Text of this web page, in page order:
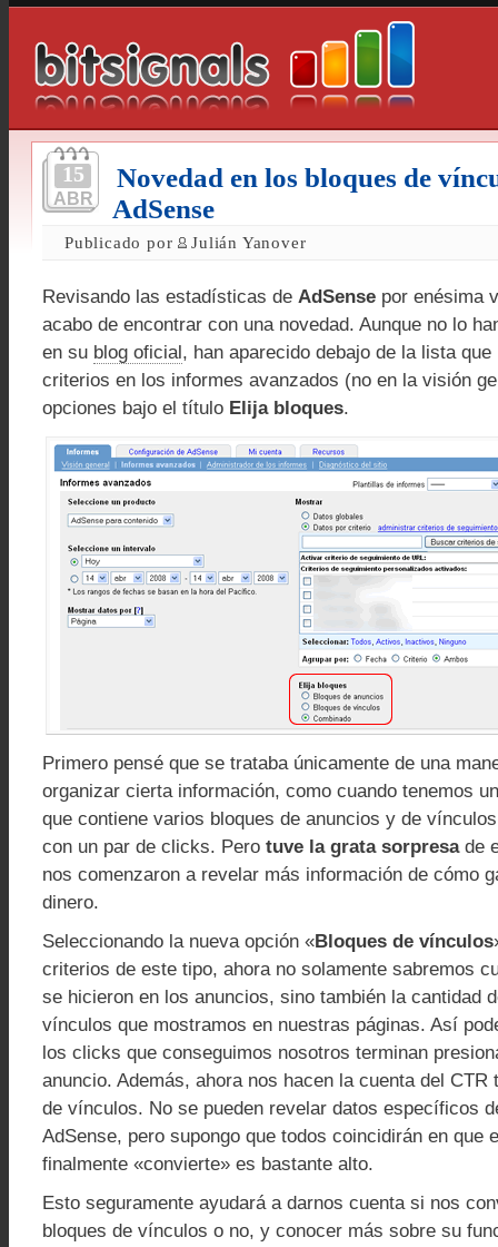
15
ABR
Novedad en los bloques de
AdSense
Publicado por Julián Yanover
Revisando las estadísticas de AdSense por enésima
acabo de encontrar con una novedad. Aunque no lo
en su blog oficial, han aparecido debajo de la lista
criterios en los informes avanzados (no en la visión
opciones bajo el título Elija bloques.
Primero pensé que se trataba únicamente de una
organizar cierta información, como cuando tenemos
que contiene varios bloques de anuncios y de
con un par de clicks. Pero tuve la grata sorpresade
nos comenzaron a revelar más información de cómo
dinero.
Seleccionando la nueva opción «Bloques de vínculos
criterios de este tipo, ahora no solamente sabremos
se hicieron en los anuncios, sino también la cantidad
vínculos que mostramos en nuestras páginas. Así
los clicks que conseguimos nosotros terminan
anuncio. Además, ahora nos hacen la cuenta del CTR
de vínculos. No se pueden revelar datos específicos
AdSense, pero supongo que todos coincidirán en que
finalmente «convierte» es bastante alto.
Esto seguramente ayudará a darnos cuenta si nos
bloques de vínculos o no, y conocer más sobre su